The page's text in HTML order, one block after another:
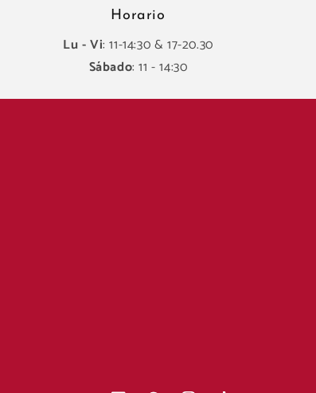
Horario
Lu - Vi: 11-14:30 & 17-20.30
Sábado: 11 - 14:30